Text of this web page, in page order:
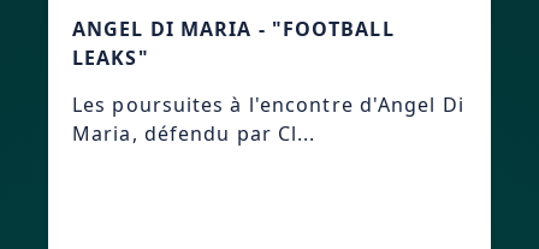
ANGEL DI MARIA - "FOOTBALL
LEAKS"
Les poursuites à l'encontre d'Angel Di
Maria, défendu par Cl...